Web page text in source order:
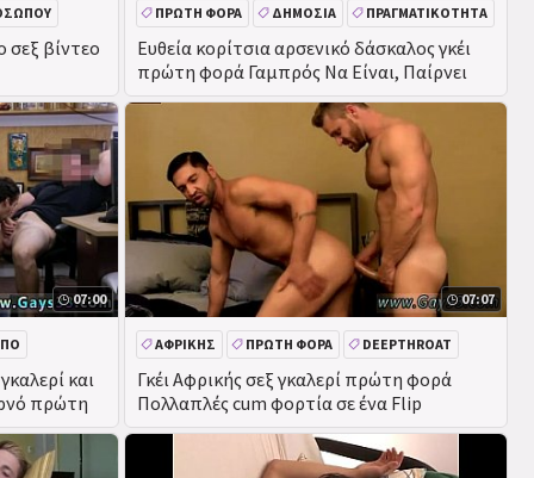
σεξ βίντεο
Ευθεία κορίτσια αρσενικό δάσκαλος γκέι
πρώτη φορά Γαμπρός Να Είναι, Παίρνει
ΠΡΏΤΗ ΦΟΡΆ ΔΗΜΌΣΙΑ ΠΡΑΓΜΑΤΙΚΌΤΗΤΑ
07:00
και
πρώτη
07:07
Γκέι Αφρικής σεξ γκαλερί πρώτη φορά
Πολλαπλές cum φορτία σε ένα Flip
ΑΦΡΙΚΉΣ ΠΡΏΤΗ ΦΟΡΆ DEEPTHROAT